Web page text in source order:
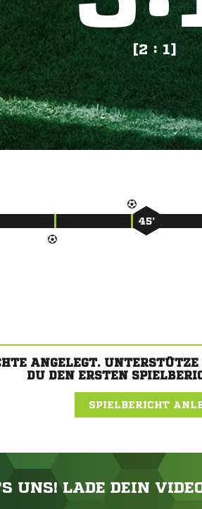
[2 : 1]
45’
ANGELEGT.
DU DEN ERSTEN
SPIELBERICHT
UNS! LADE DEIN